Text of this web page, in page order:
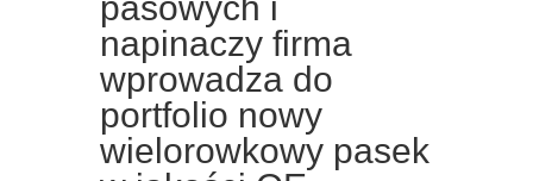
napinaczy firma
wprowadza do
portfolio nowy
wielorowkowy pasek